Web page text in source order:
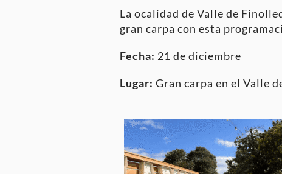
La ocalidad de Valle de
gran carpa con esta
Fecha: 21 de diciembre
Lugar: Gran carpa en el Valle